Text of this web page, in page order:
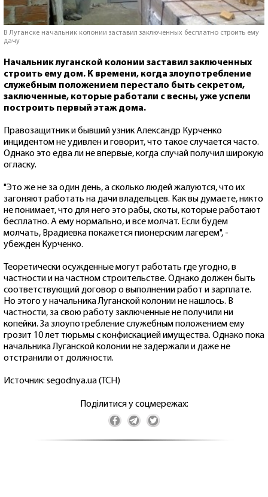
В Луганске начальник колонии заставил заключенных бесплатно строить ему
дачу
Начальник луганской колонии заставил заключенных
строить ему дом. К времени, когда злоупотребление
служебным положением перестало быть секретом,
заключенные, которые работали с весны, уже успели
построить первый этаж дома.
Правозащитник и бывший узник Александр Курченко
инцидентом не удивлен и говорит, что такое случается часто.
Однако это едва ли не впервые, когда случай получил широкую
огласку.
"Это же не за один день, а сколько людей жалуются, что их
загоняют работать на дачи владельцев. Как вы думаете, никто
не понимает, что для него это рабы, скоты, которые работают
бесплатно. А ему нормально, и все молчат. Если будем
молчать, Врадиевка покажется пионерским лагерем", -
убежден Курченко.
Теоретически осужденные могут работать где угодно, в
частности и на частном строительстве. Однако должен быть
соответствующий договор о выполнении работ и зарплате.
Но этого у начальника Луганской колонии не нашлось. В
частности, за свою работу заключенные не получили ни
копейки. За злоупотребление служебным положением ему
грозит 10 лет тюрьмы с конфискацией имущества. Однако пока
начальника Луганской колонии не задержали и даже не
отстранили от должности.
Источник: segodnya.ua (ТСН)
Поділитися у соцмережах: